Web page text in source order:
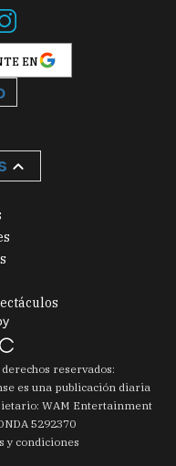
EN
reservados:
es una publicación diaria
WAM Entertainment
5292370
y condiciones